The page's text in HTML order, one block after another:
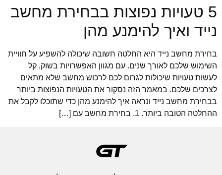
5 טעויות נפוצות בבחירת מחשב
נייד ואיך להימנע מהן
בחירת מחשב נייד היא החלטה חשובה שיכולה להשפיע על חוויית
השימוש שלכם לאורך שנים. עם מגוון האפשרויות בשוק, קל
לעשות טעויות שיכולות לגרום לכם לרכוש מחשב שלא מתאים
לצרכים שלכם. במאמר הזה נסקור את הטעויות הנפוצות ביותר
בבחירת מחשב נייד ונראה איך להימנע מהן כדי שתוכלו לקבל את
ההחלטה הטובה ביותר. 1. בחירת מחשב עם […]